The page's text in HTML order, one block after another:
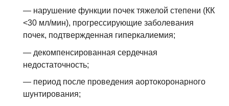
— нарушение функции почек тяжелой степени (КК
<30 мл/мин), прогрессирующие заболевания
почек, подтвержденная гиперкалиемия;
— декомпенсированная сердечная
недостаточность;
— период после проведения аортокоронарного
шунтирования;